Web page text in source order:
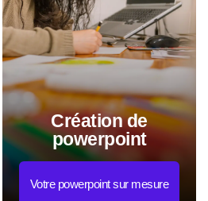
Création de
powerpoint
Votre powerpoint sur mesure